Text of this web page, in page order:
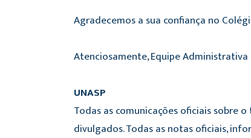
Agradecemos a sua confiança no
Atenciosamente, Equipe Administrativa
UNASP
Todas as comunicações oficiais sobre
divulgados. Todas as notas oficiais,